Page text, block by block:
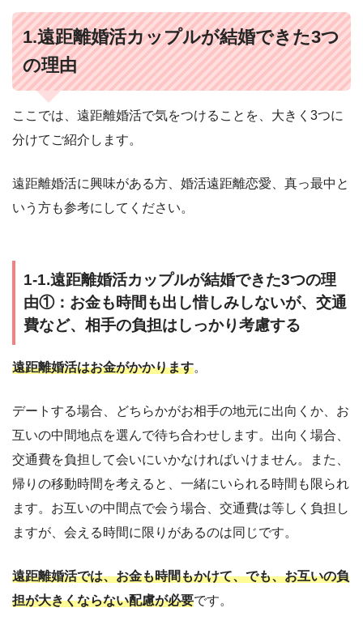
1.遠距離婚活カップルが結婚できた3つ
の理由
ここでは、遠距離婚活で気をつけることを、大きく3つに
分けてご紹介します。
遠距離婚活に興味がある方、婚活遠距離恋愛、真っ最中と
いう方も参考にしてください。
1-1.遠距離婚活カップルが結婚できた3つの理
由①：お金も時間も出し惜しみしないが、交通
費など、相手の負担はしっかり考慮する
遠距離婚活はお金がかかります。
デートする場合、どちらかがお相手の地元に出向くか、お
互いの中間地点を選んで待ち合わせします。出向く場合、
交通費を負担して会いにいかなければいけません。また、
帰りの移動時間を考えると、一緒にいられる時間も限られ
ます。お互いの中間点で会う場合、交通費は等しく負担し
ますが、会える時間に限りがあるのは同じです。
遠距離婚活では、お金も時間もかけて、でも、お互いの負
担が大きくならない配慮が必要です。